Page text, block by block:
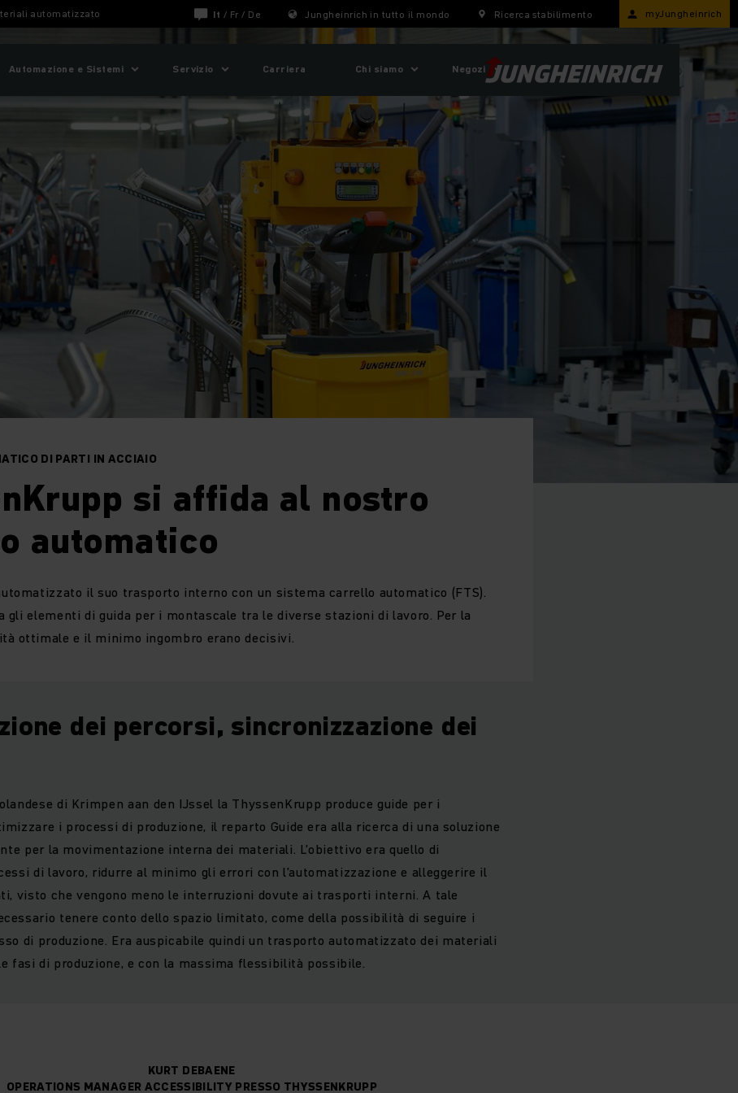
automatizzato It / Fr / De Jungheinrich in tutto il mondo Ricerca stabilimento myJungheinrich
Automazione e Sistemi Servizio Carriera Chi siamo Negozi
DI PARTI IN ACCIAIO
si affida al nostro
automatico
il suo trasporto interno con un sistema carrello automatico (FTS).
gli elementi di guida per i montascale tra le diverse stazioni di lavoro. Per la
ottimale e il minimo ingombro erano decisivi.
dei percorsi, sincronizzazione dei
di Krimpen aan den IJssel la ThyssenKrupp produce guide per i
i processi di produzione, il reparto Guide era alla ricerca di una soluzione
per la movimentazione interna dei materiali. L’obiettivo era quello di
di lavoro, ridurre al minimo gli errori con l’automatizzazione e alleggerire il
visto che vengono meno le interruzioni dovute ai trasporti interni. A tale
tenere conto dello spazio limitato, come della possibilità di seguire i
di produzione. Era auspicabile quindi un trasporto automatizzato dei materiali
fasi di produzione, e con la massima flessibilità possibile.
KURT DEBAENE
OPERATIONS MANAGER ACCESSIBILITY PRESSO THYSSENKRUPP